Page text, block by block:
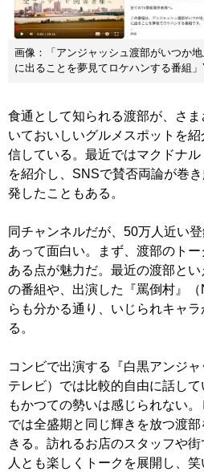
画像：「アンジャッシュ渡部がいつか
に出ることを夢見てロケハンする番組」
食通として知られる渡部が、さま
いておいしいグルメスポットを
信している。最近ではマクドナ
を紹介し、SNSで賛否両論が巻
発したこともある。
同チャンネルだが、50万人近い
あって面白い。まず、渡部のト
ある点が魅力だ。最近の渡部と
の番組や、出演した『罵倒村』
らも分かる通り、いじられキャ
る。
コンビで出演する『白黒アンジ
テレビ）では比較的自由に話し
もかつての勢いは感じられない
では全盛期と同じ輝きを放つ渡
きる。訪れるお店のスタッフや
人とも楽しくトークを展開し、